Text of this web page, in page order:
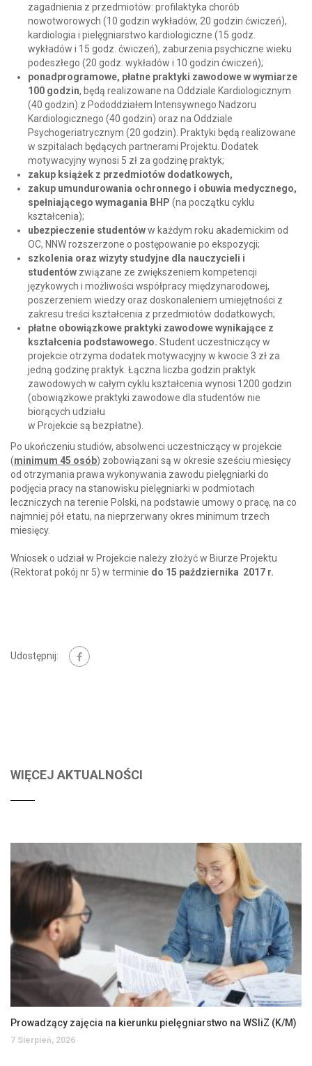
zagadnienia z przedmiotów: profilaktyka chorób
nowotworowych (10 godzin wykładów, 20 godzin ćwiczeń),
kardiologia i pielęgniarstwo kardiologiczne (15 godz.
wykładów i 15 godz. ćwiczeń), zaburzenia psychiczne wieku
podeszłego (20 godz. wykładów i 10 godzin ćwiczeń);
ponadprogramowe, płatne praktyki zawodowe w wymiarze
100 godzin, będą realizowane na Oddziale Kardiologicznym
(40 godzin) z Pododdziałem Intensywnego Nadzoru
Kardiologicznego (40 godzin) oraz na Oddziale
Psychogeriatrycznym (20 godzin). Praktyki będą realizowane
w szpitalach będących partnerami Projektu. Dodatek
motywacyjny wynosi 5 zł za godzinę praktyk;
zakup książek z przedmiotów dodatkowych,
zakup umundurowania ochronnego i obuwia medycznego,
spełniającego wymagania BHP (na początku cyklu
kształcenia);
ubezpieczenie studentóww każdym roku akademickim od
OC, NNW rozszerzone o postępowanie po ekspozycji;
szkolenia oraz wizyty studyjne dla nauczycieli i
studentów związane ze zwiększeniem kompetencji
językowych i możliwości współpracy międzynarodowej,
poszerzeniem wiedzy oraz doskonaleniem umiejętności z
zakresu treści kształcenia z przedmiotów dodatkowych;
płatne obowiązkowe praktyki zawodowe wynikające z
kształcenia podstawowego. Student uczestniczący w
projekcie otrzyma dodatek motywacyjny w kwocie 3 zł za
jedną godzinę praktyk. Łączna liczba godzin praktyk
zawodowych w całym cyklu kształcenia wynosi 1200 godzin
(obowiązkowe praktyki zawodowe dla studentów nie
biorących udziału
w Projekcie są bezpłatne).
Po ukończeniu studiów, absolwenci uczestniczący w projekcie
(minimum 45 osób) zobowiązani są w okresie sześciu miesięcy
od otrzymania prawa wykonywania zawodu pielęgniarki do
podjęcia pracy na stanowisku pielęgniarki w podmiotach
leczniczych na terenie Polski, na podstawie umowy o pracę, na co
najmniej pół etatu, na nieprzerwany okres minimum trzech
miesięcy.
Wniosek o udział w Projekcie należy złożyć w Biurze Projektu
(Rektorat pokój nr 5) w terminie do 15 października 2017 r.
Udostępnij:
WIĘCEJ AKTUALNOŚCI
Prowadzący zajęcia na kierunku pielęgniarstwo na WSIiZ (K/M)
7 Sierpień, 2026